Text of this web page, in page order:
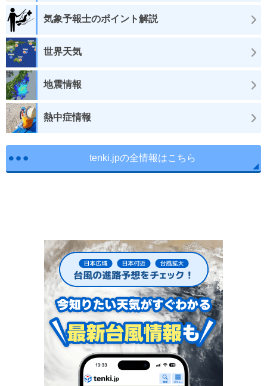
気象予報士のポイント解説
世界天気
地震情報
熱中症情報
tenki.jpの全情報はこちら